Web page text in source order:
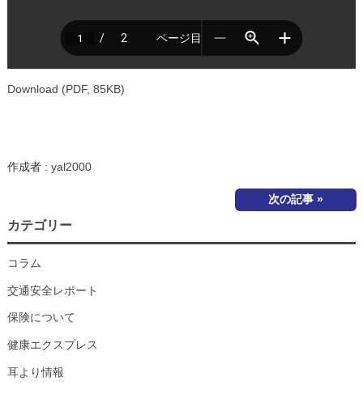
Download (PDF, 85KB)
作成者 : yal2000
次の記事 »
カテゴリー
コラム
交通安全レポート
保険について
健康エクスプレス
耳より情報